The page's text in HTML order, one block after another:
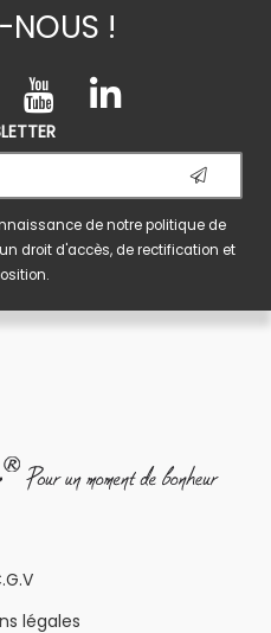
NOUS !
de notrepolitique de
droit d'accès, de rectification et
légales